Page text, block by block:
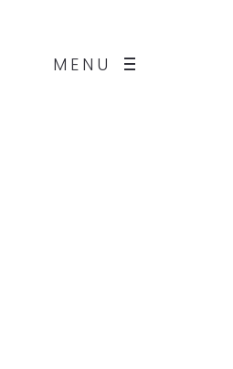
MENU